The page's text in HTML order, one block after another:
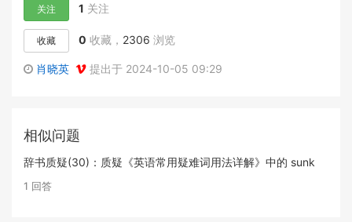
关注 1 关注
收藏 0 收藏， 2306 浏览
肖晓英 提出于 2024-10-05 09:29
相似问题
辞书质疑(30)：质疑《英语常用疑难词用法详解》中的 sunk
1 回答